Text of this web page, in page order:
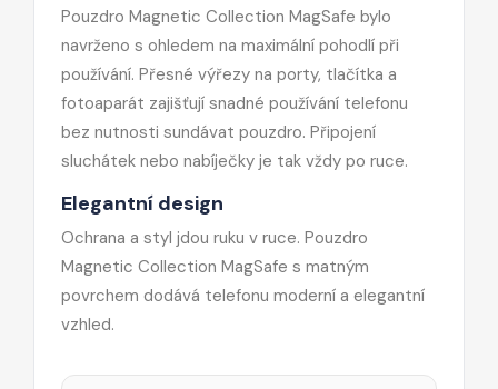
Pouzdro Magnetic Collection MagSafe bylo
navrženo s ohledem na maximální pohodlí při
používání. Přesné výřezy na porty, tlačítka a
fotoaparát zajišťují snadné používání telefonu
bez nutnosti sundávat pouzdro. Připojení
sluchátek nebo nabíječky je tak vždy po ruce.
Elegantní design
Ochrana a styl jdou ruku v ruce. Pouzdro
Magnetic Collection MagSafe s matným
povrchem dodává telefonu moderní a elegantní
vzhled.